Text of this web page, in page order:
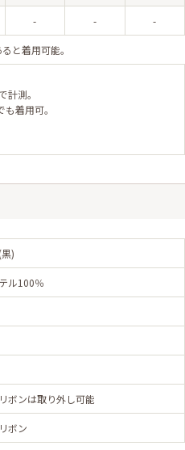
- - -
と着用可能。
測。
着用可。
)
ル100％
ボンは取り外し可能
ボン